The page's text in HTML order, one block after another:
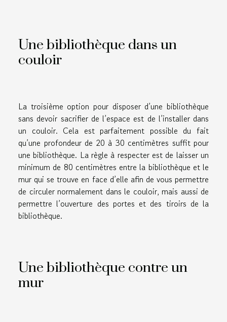
Une bibliothèque dans un
couloir
La troisième option pour disposer d’une bibliothèque
sans devoir sacrifier de l’espace est de l’installer dans
un couloir. Cela est parfaitement possible du fait
qu’une profondeur de 20 à 30 centimètres suffit pour
une bibliothèque. La règle à respecter est de laisser un
minimum de 80 centimètres entre la bibliothèque et le
mur qui se trouve en face d’elle afin de vous permettre
de circuler normalement dans le couloir, mais aussi de
permettre l’ouverture des portes et des tiroirs de la
bibliothèque.
Une bibliothèque contre un
mur